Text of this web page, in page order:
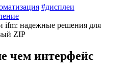
#дисплеи
чем интерфейс